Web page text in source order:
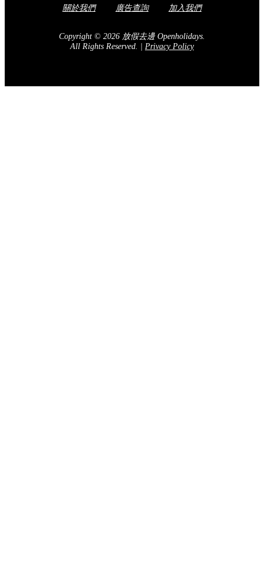
關於我們 廣告查詢 加入我們
Copyright © 2026 放假去邊 Openholidays.
All Rights Reserved.
Privacy Policy